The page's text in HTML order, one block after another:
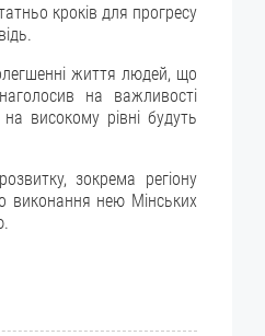
кроків для прогресу
життя людей, що
на важливості
високому рівні будуть
зокрема регіону
виконання нею Мінських